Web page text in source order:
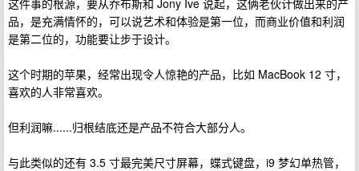
这件事的根源，要从乔布斯和 Jony Ive 说起，这俩老伙计做出来的产
品，是充满情怀的，可以说艺术和体验是第一位，而商业价值和利润
是第二位的，功能要让步于设计。
这个时期的苹果，经常出现令人惊艳的产品，比如 MacBook 12 寸，
喜欢的人非常喜欢。
但利润嘛......归根结底还是产品不符合大部分人。
与此类似的还有 3.5 寸最完美尺寸屏幕，蝶式键盘，i9 梦幻单热管，